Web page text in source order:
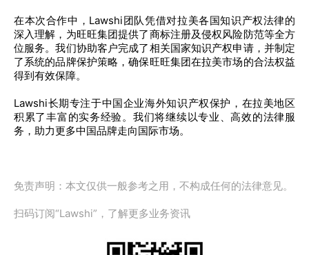
在本次合作中，Lawshi团队凭借对拉美各国知识产权法律的
深入理解，为旺旺集团提供了商标注册及侵权风险防范等全方
位服务。我们协助客户完成了相关国家知识产权申请，并制定
了系统的品牌保护策略，确保旺旺集团在拉美市场的合法权益
得到有效保障。
Lawshi长期专注于中国企业海外知识产权保护，在拉美地区
积累了丰富的实务经验。我们将继续以专业、高效的法律服
务，助力更多中国品牌走向国际市场。
免责声明：本文仅供一般参考之用，不构成任何的法律意见。
扫码订阅“Lawshi”，了解更多业务资讯